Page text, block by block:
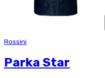
Rossini
Parka Star